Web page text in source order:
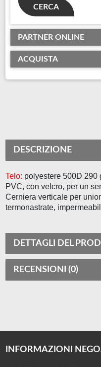
CERCA
PARTNER ONLINE
ACQUISTA
DESCRIZIONE
Telo: polyestere 500D 290
PVC, con velcro, per un
Cerniera verticale per
termonastrate,
DETTAGLI DEL
RECENSIONI (0)
INFORMAZIONI